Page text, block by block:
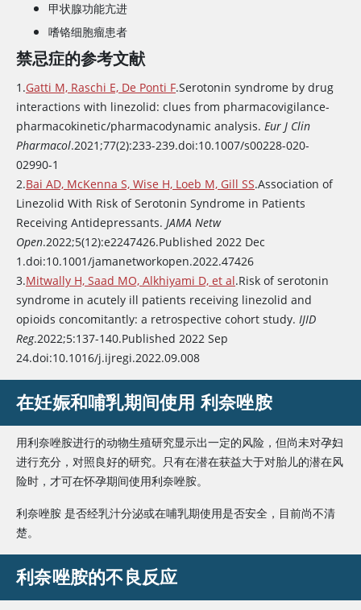
甲状腺功能亢进
嗜铬细胞瘤患者
禁忌症的参考文献
1.Gatti M, Raschi E, De Ponti F.Serotonin syndrome by drug
interactions with linezolid: clues from pharmacovigilance-
pharmacokinetic/pharmacodynamic analysis. Eur J Clin
Pharmacol.2021;77(2):233-239.doi:10.1007/s00228-020-
02990-1
2.Bai AD, McKenna S, Wise H, Loeb M, Gill SS.Association of
Linezolid With Risk of Serotonin Syndrome in Patients
Receiving Antidepressants. JAMA Netw
Open.2022;5(12):e2247426.Published 2022 Dec
1.doi:10.1001/jamanetworkopen.2022.47426
3.Mitwally H, Saad MO, Alkhiyami D, et al.Risk of serotonin
syndrome in acutely ill patients receiving linezolid and
opioids concomitantly: a retrospective cohort study. IJID
Reg.2022;5:137-140.Published 2022 Sep
24.doi:10.1016/j.ijregi.2022.09.008
在妊娠和哺乳期间使用 利奈唑胺
用利奈唑胺进行的动物生殖研究显示出一定的风险，但尚未对孕妇
进行充分，对照良好的研究。只有在潜在获益大于对胎儿的潜在风
险时，才可在怀孕期间使用利奈唑胺。
利奈唑胺 是否经乳汁分泌或在哺乳期使用是否安全，目前尚不清
楚。
利奈唑胺的不良反应